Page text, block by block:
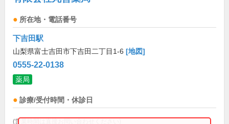
所在地・電話番号
下吉田駅
山梨県富士吉田市下吉田二丁目1-6 [地図]
0555-22-0138
薬局
診療/受付時間・休診日
(営業時間は直接お問い合わせください)